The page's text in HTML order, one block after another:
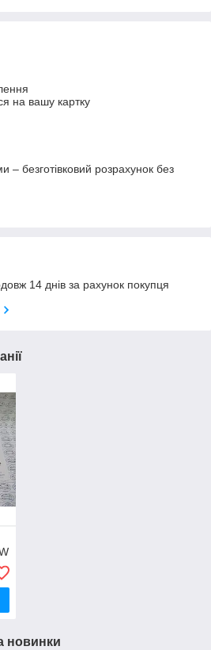
на вашу картку
– безготівковий розрахунок без
14 днів за рахунок покупця
новинки